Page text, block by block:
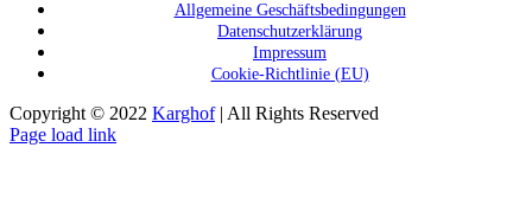
Allgemeine Geschäftsbedingungen
Datenschutzerklärung
Impressum
Cookie-Richtlinie (EU)
Copyright © 2022 Karghof| All Rights Reserved
Page load link